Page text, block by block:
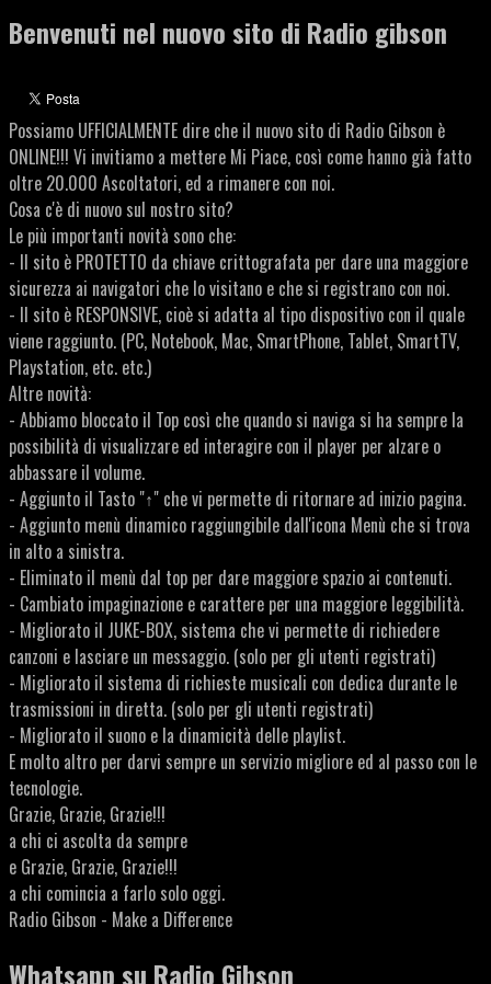
Benvenuti nel nuovo sito di Radio gibson
Possiamo UFFICIALMENTE dire che il nuovo sito di Radio Gibson è
ONLINE!!! Vi invitiamo a mettere Mi Piace, così come hanno già fatto
oltre 20.000 Ascoltatori, ed a rimanere con noi.
Cosa c'è di nuovo sul nostro sito?
Le più importanti novità sono che:
- Il sito è PROTETTO da chiave crittografata per dare una maggiore
sicurezza ai navigatori che lo visitano e che si registrano con noi.
- Il sito è RESPONSIVE, cioè si adatta al tipo dispositivo con il quale
viene raggiunto. (PC, Notebook, Mac, SmartPhone, Tablet, SmartTV,
Playstation, etc. etc.)
Altre novità:
- Abbiamo bloccato il Top così che quando si naviga si ha sempre la
possibilità di visualizzare ed interagire con il player per alzare o
abbassare il volume.
- Aggiunto il Tasto "↑" che vi permette di ritornare ad inizio pagina.
- Aggiunto menù dinamico raggiungibile dall'icona Menù che si trova
in alto a sinistra.
- Eliminato il menù dal top per dare maggiore spazio ai contenuti.
- Cambiato impaginazione e carattere per una maggiore leggibilità.
- Migliorato il JUKE-BOX, sistema che vi permette di richiedere
canzoni e lasciare un messaggio. (solo per gli utenti registrati)
- Migliorato il sistema di richieste musicali con dedica durante le
trasmissioni in diretta. (solo per gli utenti registrati)
- Migliorato il suono e la dinamicità delle playlist.
E molto altro per darvi sempre un servizio migliore ed al passo con le
tecnologie.
Grazie, Grazie, Grazie!!!
a chi ci ascolta da sempre
e Grazie, Grazie, Grazie!!!
a chi comincia a farlo solo oggi.
Radio Gibson - Make a Difference
Whatsapp su Radio Gibson